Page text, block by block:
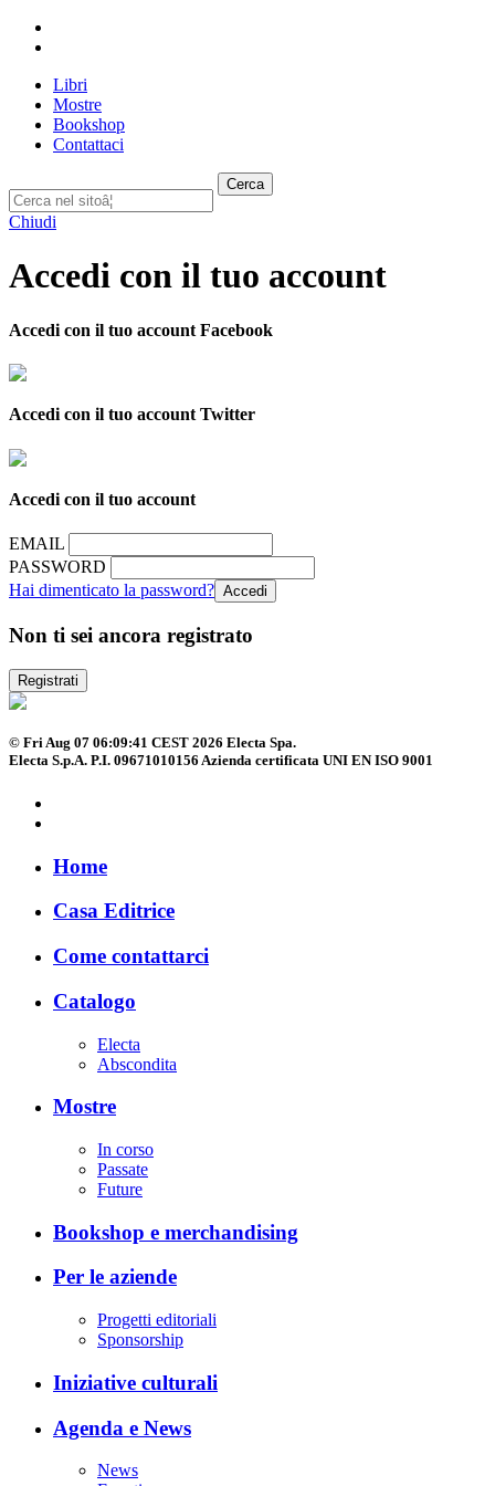
Libri
Mostre
Bookshop
Contattaci
Cerca
Chiudi
Accedi con il tuo account
Accedi con il tuo account Facebook
Accedi con il tuo account Twitter
Accedi con il tuo account
EMAIL
PASSWORD
Hai dimenticato la password?
Non ti sei ancora registrato
Registrati
© Fri Aug 07 06:09:41 CEST 2026 Electa Spa.
Electa S.p.A. P.I. 09671010156 Azienda certificata UNI EN ISO 9001
Home
Casa Editrice
Come contattarci
Catalogo
Electa
Abscondita
Mostre
In corso
Passate
Future
Bookshop e merchandising
Per le aziende
Progetti editoriali
Sponsorship
Iniziative culturali
Agenda e News
News